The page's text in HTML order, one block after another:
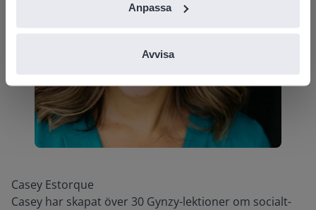
Anpassa
Avvisa
Casey Estorque
Casey har skapat över 30 Gynzy-lektioner om socialt-